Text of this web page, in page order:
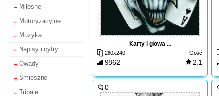
Karty i głowa ...
280x240 Gość
9862 2.1
0
Miłosne
Motoryzacyjne
Muzyka
Napisy i cyfry
Owady
Śmieszne
Tribale